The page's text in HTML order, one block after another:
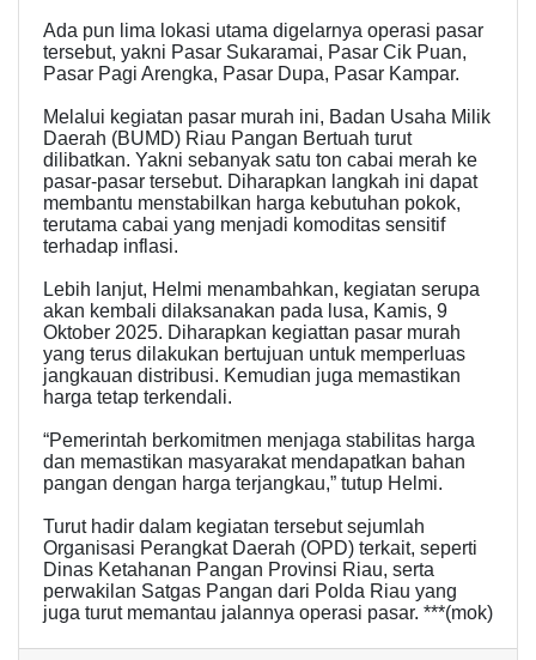
Ada pun lima lokasi utama digelarnya operasi pasar
tersebut, yakni Pasar Sukaramai, Pasar Cik Puan,
Pasar Pagi Arengka, Pasar Dupa, Pasar Kampar.
Melalui kegiatan pasar murah ini, Badan Usaha Milik
Daerah (BUMD) Riau Pangan Bertuah turut
dilibatkan. Yakni sebanyak satu ton cabai merah ke
pasar-pasar tersebut. Diharapkan langkah ini dapat
membantu menstabilkan harga kebutuhan pokok,
terutama cabai yang menjadi komoditas sensitif
terhadap inflasi.
Lebih lanjut, Helmi menambahkan, kegiatan serupa
akan kembali dilaksanakan pada lusa, Kamis, 9
Oktober 2025. Diharapkan kegiattan pasar murah
yang terus dilakukan bertujuan untuk memperluas
jangkauan distribusi. Kemudian juga memastikan
harga tetap terkendali.
“Pemerintah berkomitmen menjaga stabilitas harga
dan memastikan masyarakat mendapatkan bahan
pangan dengan harga terjangkau,” tutup Helmi.
Turut hadir dalam kegiatan tersebut sejumlah
Organisasi Perangkat Daerah (OPD) terkait, seperti
Dinas Ketahanan Pangan Provinsi Riau, serta
perwakilan Satgas Pangan dari Polda Riau yang
juga turut memantau jalannya operasi pasar. ***(mok)